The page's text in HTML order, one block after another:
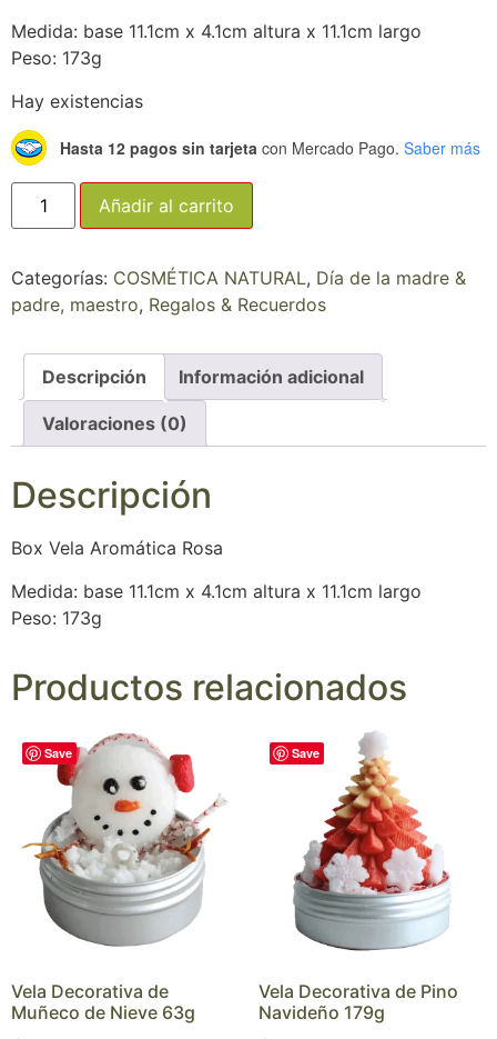
Medida: base 11.1cm x 4.1cm altura x 11.1cm largo
Peso: 173g
Hay existencias
Hasta 12 pagos sin tarjeta con Mercado Pago. Saber más
Añadir al carrito
Categorías: COSMÉTICA NATURAL, Día de la madre &
padre, maestro, Regalos & Recuerdos
Descripción Información adicional
Valoraciones (0)
Descripción
Box Vela Aromática Rosa
Medida: base 11.1cm x 4.1cm altura x 11.1cm largo
Peso: 173g
Productos relacionados
Save
Vela Decorativa de
Muñeco de Nieve 63g
Save
Vela Decorativa de Pino
Navideño 179g